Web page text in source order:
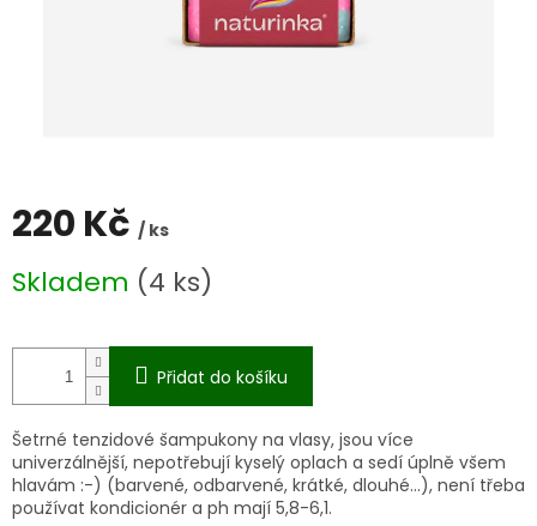
220 Kč / ks
cena:
Skladem (4 ks)
Přidat do košíku
Šetrné tenzidové šampukony na vlasy, jsou více
univerzálnější, nepotřebují kyselý oplach a sedí úplně všem
hlavám :-) (barvené, odbarvené, krátké, dlouhé...), není třeba
používat kondicionér a ph mají 5,8-6,1.